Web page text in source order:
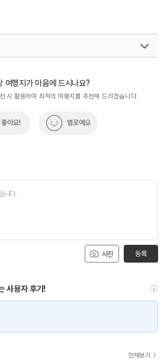
여행지가 마음에 드시나요?
시 활용하여 최적의 여행지를 추천해 드리겠습니다.
좋아요! 별로예요
사진 등록
사용자 후기!
전체보기